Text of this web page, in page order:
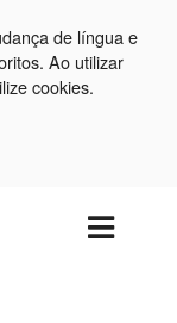
de língua e
Ao utilizar
cookies.